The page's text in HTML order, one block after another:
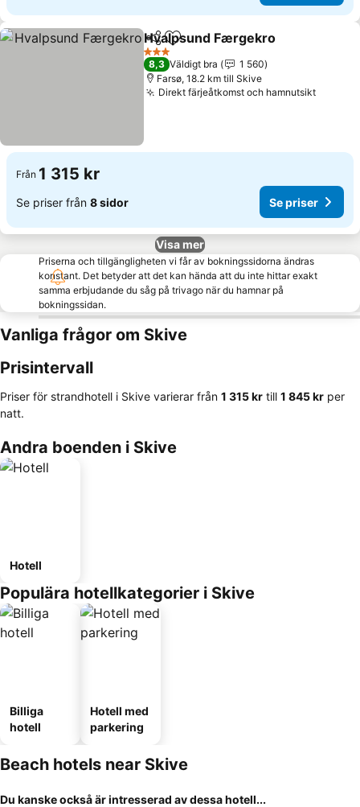
Dela Lägg till i Mina Favoriter
Hvalpsund Færgekro
3 Stjärnor
8,3 Väldigt bra
1 560
Farsø, 18.2 km till Skive
Direkt färjeåtkomst och hamnutsiktSe
Från 1 315 kr
Se priser från 8 sidor Se priser
Visa mer
Priserna och tillgängligheten vi får av bokningssidorna ändras
konstant. Det betyder att det kan hända att du inte hittar exakt
samma erbjudande du såg på trivago när du hamnar på
bokningssidan.
Vanliga frågor om Skive
Prisintervall
Priser för strandhotell i Skive varierar från ‎1 315 kr till ‎1 845 kr per
natt.
Andra boenden i Skive
Hotell
Populära hotellkategorier i Skive
Billiga
hotell
Hotell med
parkering
Beach hotels near Skive
Du kanske också är intresserad av dessa hotell...